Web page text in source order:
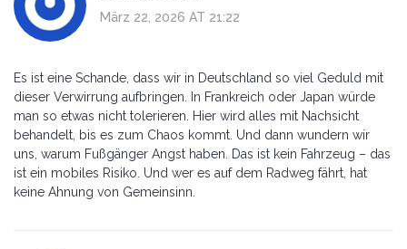
März 22, 2026 AT 21:22
Es ist eine Schande, dass wir in Deutschland so viel Geduld mit
dieser Verwirrung aufbringen. In Frankreich oder Japan würde
man so etwas nicht tolerieren. Hier wird alles mit Nachsicht
behandelt, bis es zum Chaos kommt. Und dann wundern wir
uns, warum Fußgänger Angst haben. Das ist kein Fahrzeug – das
ist ein mobiles Risiko. Und wer es auf dem Radweg fährt, hat
keine Ahnung von Gemeinsinn.